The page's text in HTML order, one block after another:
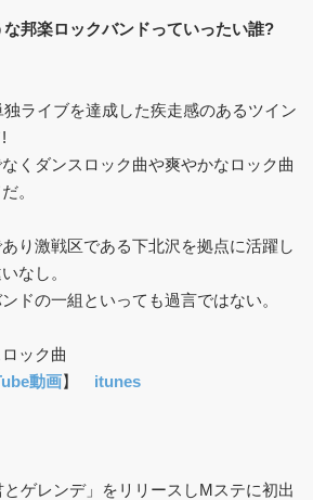
邦楽ロックバンドっていったい誰?
ライブを達成した疾走感のあるツイン
くダンスロック曲や爽やかなロック曲
。
り激戦区である下北沢を拠点に活躍し
なし。
ドの一組といっても過言ではない。
ック曲
動画】 itunes
ゲレンデ」をリリースしMステに初出